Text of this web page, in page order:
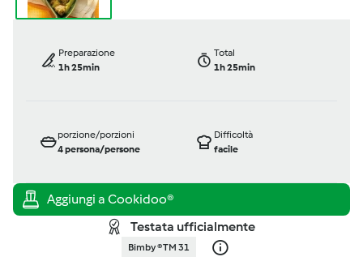
Preparazione
1h 25min
Total
1h 25min
porzione/porzioni
4persona/persone
Difficoltà
facile
Testata ufficialmente
Bimby ® TM 31